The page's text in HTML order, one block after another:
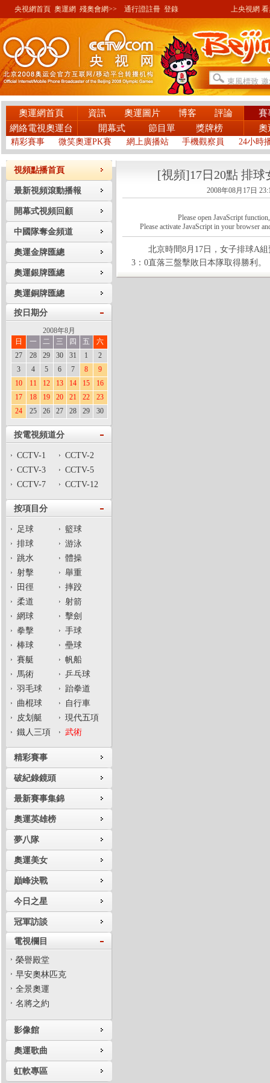
央視網首頁 奧運網 殘奧會網>> 通行證註冊 登錄 上央視網 看奧
奧運網首頁 資訊 奧運圖片 博客 評論
賽
網絡電視奧運台
開幕式 節目單 獎牌榜 奧
精彩賽事 微笑奧運PK賽 網上廣播站 手機觀察員 24小時
視頻點播首頁
最新視頻滾動播報
開幕式視頻回顧
中國隊奪金頻道
奧運金牌匯總
奧運銀牌匯總
奧運銅牌匯總
按日期分
2008年8月
日
一 二 三 四 五
六
27
28 29 30 31 1
2
3
4 5 6 7 8
9
10
11 12 13 14 15
16
17
18 19 20 21 22
23
24
25 26 27 28 29 30
按電視頻道分
CCTV-1
CCTV-2
CCTV-3
CCTV-5
CCTV-7
CCTV-12
按項目分
足球
籃球
排球
游泳
跳水
體操
射擊
舉重
田徑
摔跤
柔道
射箭
網球
擊劍
拳擊
手球
棒球
壘球
賽艇
帆船
馬術
乒乓球
羽毛球
跆拳道
曲棍球
自行車
皮划艇
現代五項
鐵人三項
武術
精彩賽事
破紀錄鏡頭
最新賽事集錦
奧運英雄榜
夢八隊
奧運美女
巔峰決戰
今日之星
冠軍訪談
電視欄目
榮譽殿堂
早安奧林匹克
全景奧運
名將之約
影像館
奧運歌曲
虹軟專區
[視頻]17日20點 排球
2008年08月17日
Please open JavaScript
Please activate JavaScript in your browser
北京時間8月17日，女子排球A組
3：0直落三盤擊敗日本隊取得勝利。